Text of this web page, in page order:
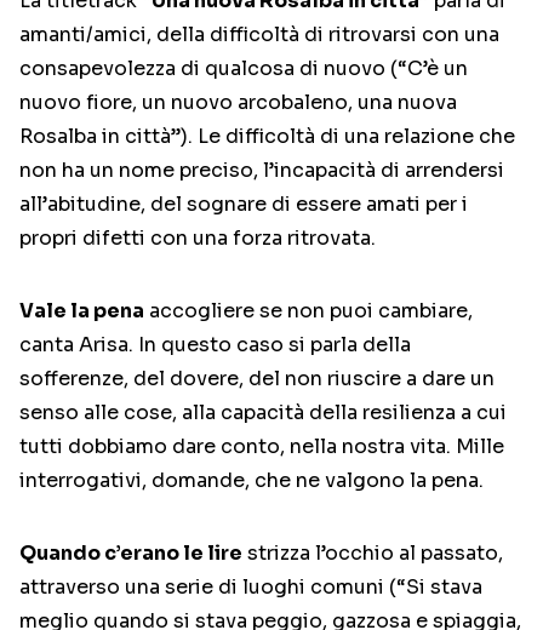
amanti/amici, della difficoltà di ritrovarsi con una
consapevolezza di qualcosa di nuovo (“C’è un
nuovo fiore, un nuovo arcobaleno, una nuova
Rosalba in città”). Le difficoltà di una relazione che
non ha un nome preciso, l’incapacità di arrendersi
all’abitudine, del sognare di essere amati per i
propri difetti con una forza ritrovata.
Vale la pena accogliere se non puoi cambiare,
canta Arisa. In questo caso si parla della
sofferenze, del dovere, del non riuscire a dare un
senso alle cose, alla capacità della resilienza a cui
tutti dobbiamo dare conto, nella nostra vita. Mille
interrogativi, domande, che ne valgono la pena.
Quando c’erano le lire strizza l’occhio al passato,
attraverso una serie di luoghi comuni (“Si stava
meglio quando si stava peggio, gazzosa e spiaggia,